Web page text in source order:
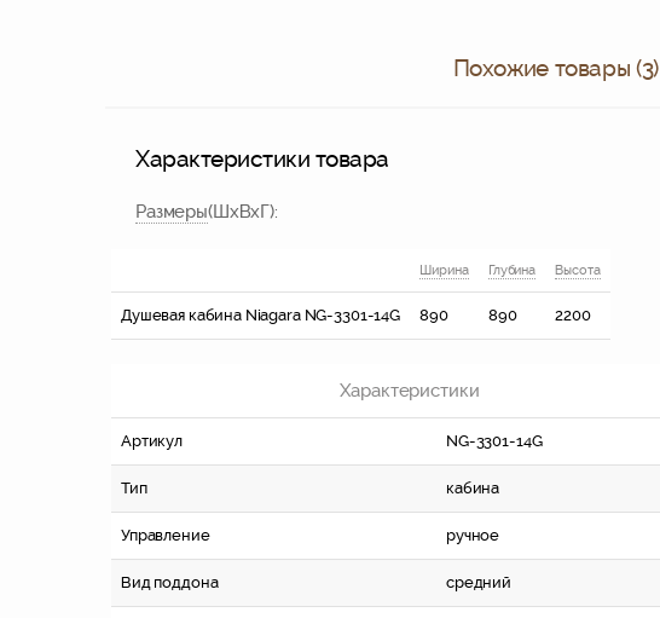
Похожие товары (3)
Характеристики товара
Размеры(ШхВхГ):
Ширина Глубина Высота
Душевая кабина Niagara NG-3301-14G 890 890 2200
Характеристики
Артикул NG-3301-14G
Тип кабина
Управление ручное
Вид поддона средний